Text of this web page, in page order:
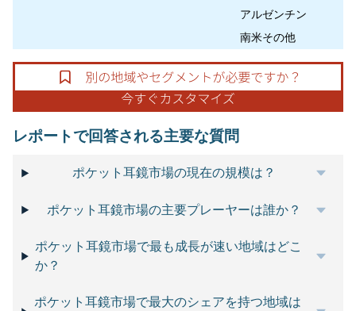
アルゼンチン
南米その他
レポートで回答される主要な質問
ポケット耳鏡市場の現在の規模は？
ポケット耳鏡市場の主要プレーヤーは誰か？
ポケット耳鏡市場で最も成長が速い地域はどこ
か？
ポケット耳鏡市場で最大のシェアを持つ地域は